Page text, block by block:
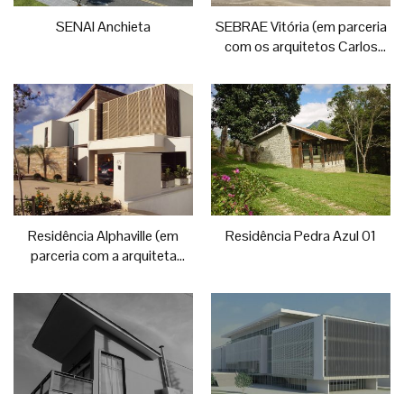
SENAI Anchieta
SEBRAE Vitória (em parceria
com os arquitetos Carlos
Venâncio)
Residência Alphaville (em
parceria com a arquiteta
Residência Pedra Azul 01